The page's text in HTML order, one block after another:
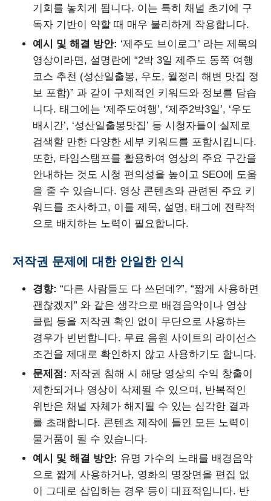
기회를 놓치게 됩니다. 이는 특히 채널 초기에 구
독자 기반이 약할 때 매우 불리하게 작용합니다.
예시 및 해결 방안: ‘제주도 브이로그’ 라는 제목의
영상이라면, 설명란에 “2박 3일 제주도 동쪽 여행
코스 추천 (성산일출봉, 우도, 월정리 해변 맛집 정
보 포함)” 과 같이 구체적인 키워드와 정보를 담습
니다. 태그에는 ‘제주도여행’, ‘제주2박3일’, ‘우도
배시간’, ‘성산일출봉맛집’ 등 시청자들이 실제로
검색할 만한 다양한 세부 키워드를 포함시킵니다.
또한, 타임스탬프를 활용하여 영상의 주요 구간을
안내하는 것도 시청 편의성을 높이고 SEO에 도움
을 줄 수 있습니다. 영상 콘텐츠와 관련된 주요 키
워드를 조사하고, 이를 제목, 설명, 태그에 전략적
으로 배치하는 노력이 필요합니다.
저작권 문제에 대한 안일한 인식
경향: “다른 사람들도 다 쓰던데?”, “짧게 사용하면
괜찮겠지” 와 같은 생각으로 배경음악이나 영상
클립 등을 저작권 확인 없이 무단으로 사용하는
경우가 빈번합니다. 무료 음원 사이트의 라이선스
조건을 제대로 확인하지 않고 사용하기도 합니다.
문제점: 저작권 침해 시 해당 영상의 수익 창출이
제한되거나 영상이 삭제될 수 있으며, 반복적인
위반은 채널 자체가 해지될 수 있는 심각한 결과
를 초래합니다. 콘텐츠 제작에 들인 모든 노력이
물거품이 될 수 있습니다.
예시 및 해결 방안: 유명 가수의 노래를 배경음악
으로 짧게 사용하거나, 영화의 명장면을 편집 없
이 그대로 삽입하는 경우 등이 대표적입니다. 반